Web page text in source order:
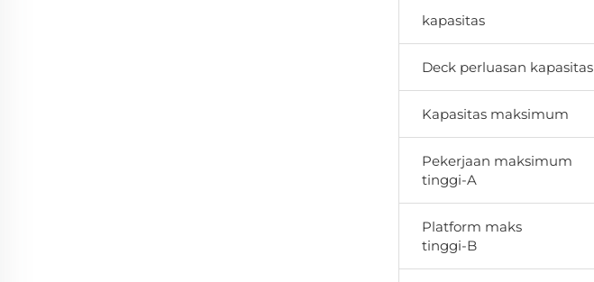
kapasitas
Deck perluasan kapasitas
Kapasitas maksimum
Pekerjaan maksimum
tinggi-A
Platform maks
tinggi-B